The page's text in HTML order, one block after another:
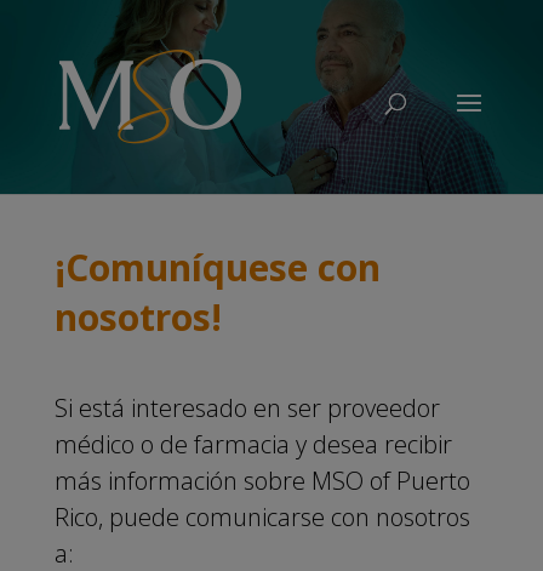
¡Comuníquese con
nosotros!
Si está interesado en ser proveedor
médico o de farmacia y desea recibir
más información sobre MSO of Puerto
Rico, puede comunicarse con nosotros
a: